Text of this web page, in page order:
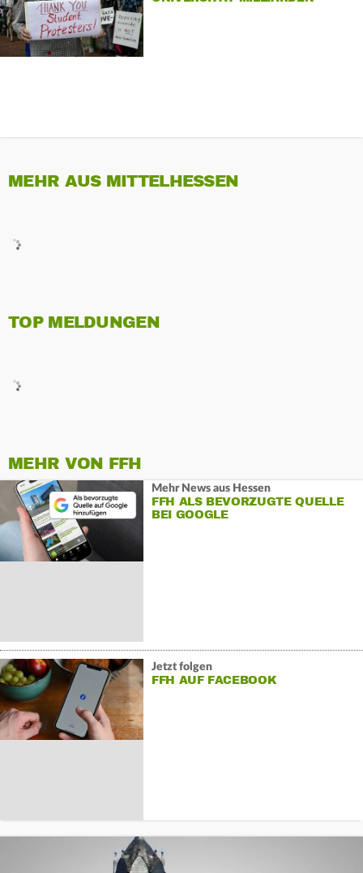
MEHR AUS MITTELHESSEN
TOP MELDUNGEN
MEHR VON FFH
Mehr News aus Hessen
FFH ALS BEVORZUGTE QUELLE
BEI GOOGLE
Jetzt folgen
FFH AUF FACEBOOK